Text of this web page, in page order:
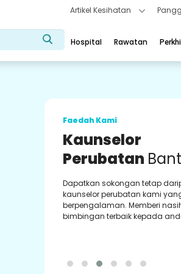
Artikel Kesihatan
Hospital Rawatan
Faedah Kami
Kaunselor
Perubatan
Dapatkan sokongan tetap
kaunselor perubatan kami
berpengalaman. Memberi
bimbingan terbaik kepada